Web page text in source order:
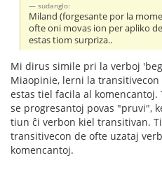
sudanglo:
Miland (forgesante por la
ofte oni movas ion per apliko
estas tiom surpriza..
Mi dirus simile pri la verboj
Miaopinie, lerni la
estas tiel facila al
se progresantoj povas "pruvi",
tiun ĉi verbon kiel transitivan.
transitivecon de ofte uzataj
komencantoj.